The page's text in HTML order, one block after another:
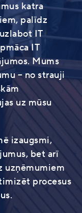
katra
palīdz
IT
IT
Mums
– no strauji
uz mūsu
izaugsmi,
bet arī
uzņēmumiem
procesus